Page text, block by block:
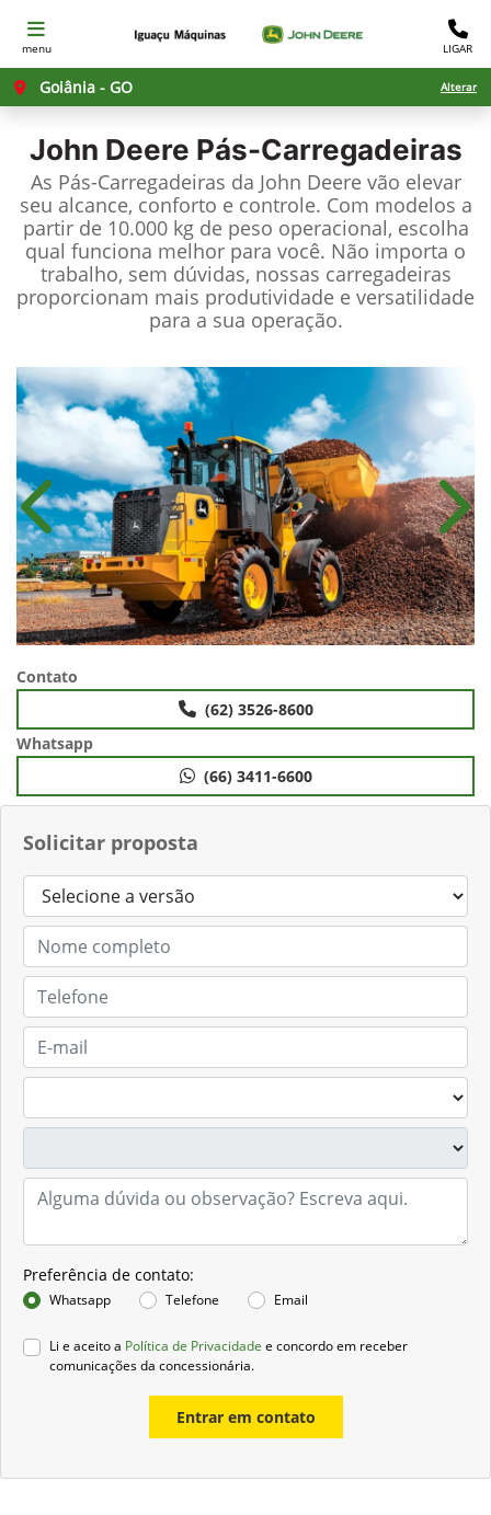
menu LIGAR
Goiânia - GO Alterar
John Deere Pás-Carregadeiras
As Pás-Carregadeiras da John Deere vão elevar
seu alcance, conforto e controle. Com modelos a
partir de 10.000 kg de peso operacional, escolha
qual funciona melhor para você. Não importa o
trabalho, sem dúvidas, nossas carregadeiras
proporcionam mais produtividade e versatilidade
para a sua operação.
Solicitar proposta
Preferência de contato:
Whatsapp Telefone Email
Li e aceito a Política de Privacidade e concordo em receber
comunicações da concessionária.
Entrar em contato
Anterior
Contato
(62) 3526-8600
Whatsapp
(66) 3411-6600